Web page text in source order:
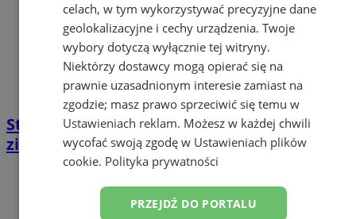
Strefa Dmuchanych Emocji – sportowe ferie
zimowe 2026 w Żorach
celach, w tym wykorzystywać precyzyjne dane
geolokalizacyjne i cechy urządzenia. Twoje
wybory dotyczą wyłącznie tej witryny.
Niektórzy dostawcy mogą opierać się na
prawnie uzasadnionym interesie zamiast na
zgodzie; masz prawo sprzeciwić się temu w
Ustawieniach reklam. Możesz w każdej chwili
wycofać swoją zgodę w Ustawieniach plików
cookie. Polityka prywatności
PRZEJDŹ DO PORTALU